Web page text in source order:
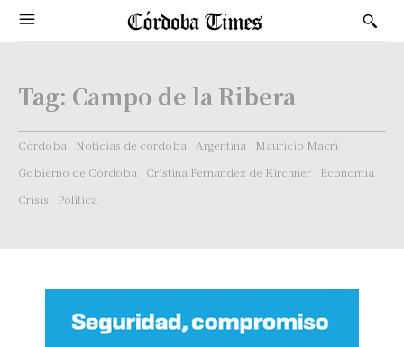
Tag: Campo de la Ribera
Córdoba Noticias de cordoba Argentina
Mauricio Macri
Gobierno de Córdoba
Cristina Fernandez de Kirchner
Economía
Crisis
Politica